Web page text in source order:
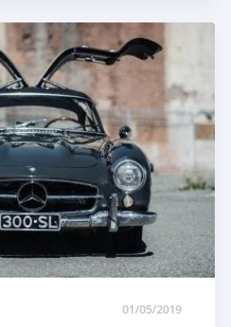
01/05/2019